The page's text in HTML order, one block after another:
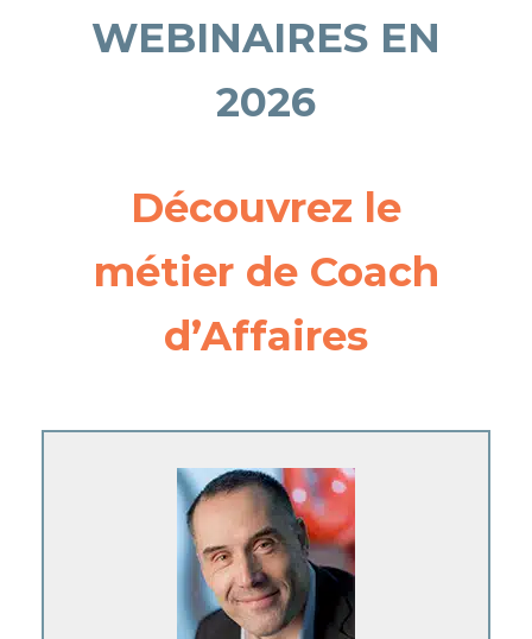
WEBINAIRES EN
2026
Découvrez le
métier de Coach
d’Affaires